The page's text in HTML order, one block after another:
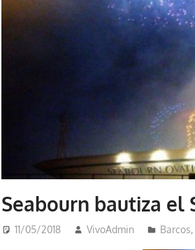
Seabourn bautiza el
11/05/2018 VivoAdmin Barcos,